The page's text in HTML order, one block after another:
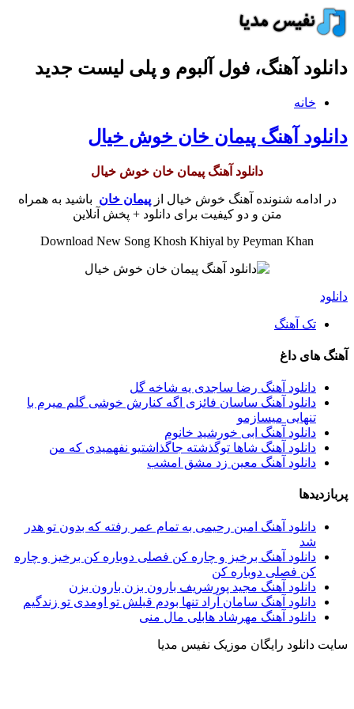
دانلود آهنگ، فول آلبوم و پلی لیست جدید
خانه
دانلود آهنگ پیمان خان خوش خیال
دانلود آهنگ پیمان خان خوش خیال
در ادامه شنونده آهنگ خوش خیال ازپیمان خان باشید به همراه
متن و دو کیفیت برای دانلود + پخش آنلاین
Download New Song Khosh Khiyal by Peyman Khan
دانلود
تک آهنگ
آهنگ های داغ
دانلود آهنگ رضا ساجدی یه شاخه گل
دانلود آهنگ ساسان فائزی اگه کنارش خوشی گلم میرم با
تنهایی میسازمو
دانلود آهنگ ابی خورشید خانوم
دانلود آهنگ شاها تو‌گذشته جاگذاشتیو نفهمیدی که من
دانلود آهنگ معین زد مشق امشب
پربازدیدها
دانلود آهنگ امین رحیمی به تمام عمر رفته که بدون تو هدر
شد
دانلود آهنگ برخیز و چاره کن فصلی دوباره کن برخیز و چاره
کن فصلی دوباره کن
دانلود آهنگ مجید پورشریف بارون بزن بارون بزن
دانلود آهنگ سامان آراد تنها بودم قبلش تو اومدی تو زندگیم
دانلود آهنگ مهرشاد هابلی مال منی
سایت دانلود رایگان موزیک نفیس مدیا